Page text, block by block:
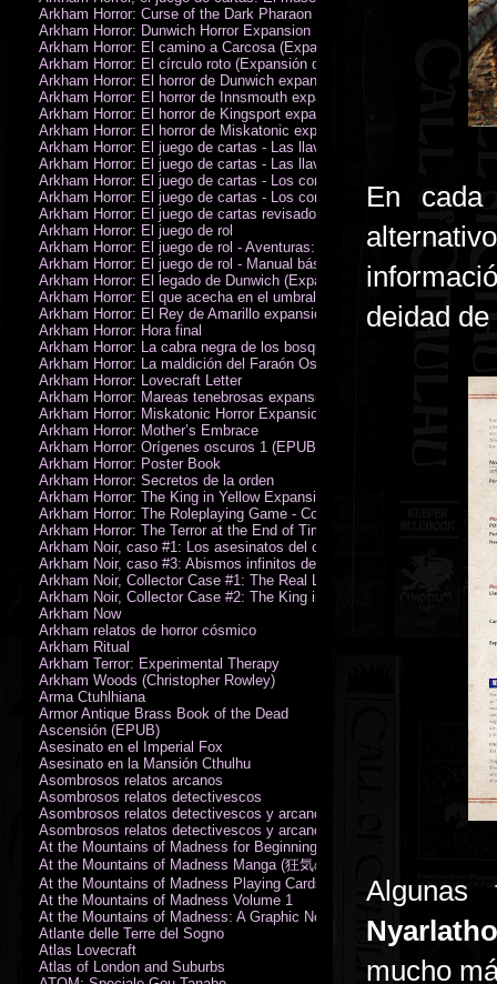
En cada
deidad
mucho
Arkham Horror: Curse of the Dark Pharaon Expansion
Arkham Horror: Dunwich Horror Expansion
Arkham Horror: El camino a Carcosa (Expansión de investigadores)
Arkham Horror: El círculo roto (Expansión de investigadores)
Arkham Horror: El horror de Dunwich expansión
Arkham Horror: El horror de Innsmouth expansión
Arkham Horror: El horror de Kingsport expansión
Arkham Horror: El horror de Miskatonic expansión
Arkham Horror: El juego de cartas - Las llaves escarlata - Campaña
Arkham Horror: El juego de cartas - Las llaves escarlata -
Arkham Horror: El juego de cartas - Los confines de la tierra -
Arkham Horror: El juego de cartas - Los confines de la tierra -
Arkham Horror: El juego de cartas revisado
Arkham Horror: El juego de rol
Arkham Horror: El juego de rol - Aventuras: Misterios de Arkham
Arkham Horror: El juego de rol - Manual básico
Arkham Horror: El legado de Dunwich (Expansión de investigadores)
Arkham Horror: El que acecha en el umbral expansión
Arkham Horror: El Rey de Amarillo expansión
Arkham Horror: Hora final
Arkham Horror: La cabra negra de los bosques expansión
Arkham Horror: La maldición del Faraón Oscuro expansión (revisada)
Arkham Horror: Lovecraft Letter
Arkham Horror: Mareas tenebrosas expansión
Arkham Horror: Miskatonic Horror Expansion
Arkham Horror: Mother’s Embrace
Arkham Horror: Orígenes oscuros 1 (EPUB)
Arkham Horror: Poster Book
Arkham Horror: Secretos de la orden
Arkham Horror: The King in Yellow Expansion
Arkham Horror: The Roleplaying Game - Core Rulebook (PDF)
Arkham Horror: The Terror at the End of Time
Arkham Noir, caso #1: Los asesinatos del culto de la bruja
Arkham Noir, caso #3: Abismos infinitos de oscuridad
Arkham Noir, Collector Case #1: The Real Leeds
Arkham Noir, Collector Case #2: The King in Yellow
Arkham Now
Arkham relatos de horror cósmico
Arkham Ritual
Arkham Terror: Experimental Therapy
Arkham Woods (Christopher Rowley)
Arma Ctuhlhiana
Armor Antique Brass Book of the Dead
Ascensión (EPUB)
Asesinato en el Imperial Fox
Asesinato en la Mansión Cthulhu
Asombrosos relatos arcanos
Asombrosos relatos detectivescos
Asombrosos relatos detectivescos y arcanos
Asombrosos relatos detectivescos y arcanos
At the Mountains of Madness for Beginning Readers
At the Mountains of Madness Manga (狂気の山脈)
At the Mountains of Madness Playing Cards
At the Mountains of Madness Volume 1
At the Mountains of Madness: A Graphic Novel
Atlante delle Terre del Sogno
Atlas Lovecraft
Atlas of London and Suburbs